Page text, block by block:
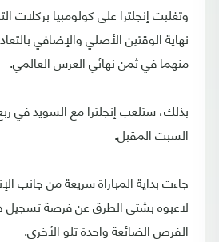
نهاية الوقتين الأصلي والإضافي
منهما في ثمن نهائي العرس العالمي.
بذلك، ستلعب إنجلترا مع السويد في
السبت المقبل.
جاءت بداية المباراة سريعة من جانب
لاعبوه بشتى الطرق عن فرصة تسجيل
الفرص الضائعة واحدة تلو الأخرى.